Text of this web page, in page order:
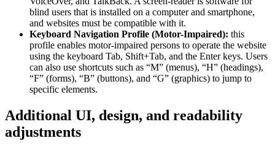
blind users that is installed on a computer and smartphone,
and websites must be compatible with it.
Keyboard Navigation Profile (Motor-Impaired): this
profile enables motor-impaired persons to operate the website
using the keyboard Tab, Shift+Tab, and the Enter keys. Users
can also use shortcuts such as “M” (menus), “H” (headings),
“F” (forms), “B” (buttons), and “G” (graphics) to jump to
specific elements.
Additional UI, design, and readability
adjustments